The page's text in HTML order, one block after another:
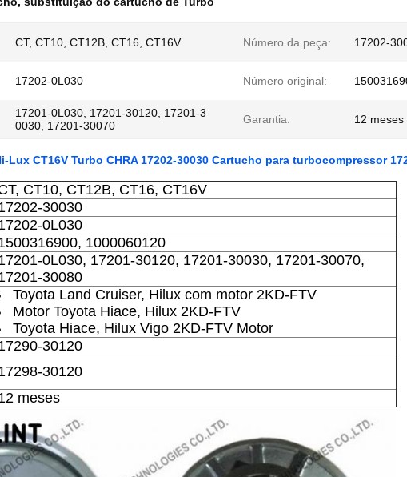
CT, CT10, CT12B, CT16, CT16V Número da peça: 17202-
17202-0L030 Número original:
17201-0L030, 17201-30120, 17201-3
0030, 17201-30070
Garantia: 12 meses
Lux CT16V Turbo CHRA 17202-30030 Cartucho para turbocompressor
CT10, CT12B, CT16, CT16V
30030
0L030
1000060120
0L030, 17201-30120, 17201-30030, 17201-30070,
30080
Toyota Land Cruiser, Hilux com motor 2KD-FTV
Motor Toyota Hiace, Hilux 2KD-FTV
Toyota Hiace, Hilux Vigo 2KD-FTV Motor
30120
30120
meses